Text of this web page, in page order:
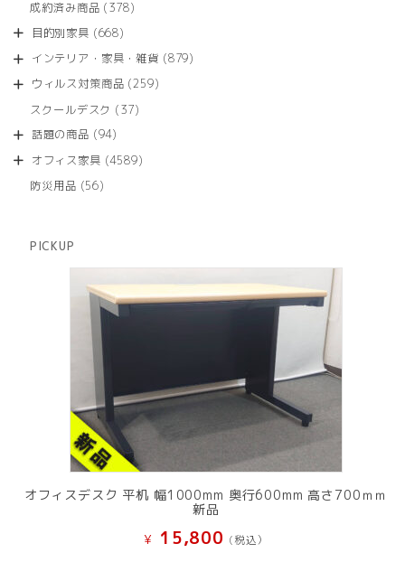
商
の
成約済み商品 378378
商
目的別家具 668668
の
商
インテリア・家具・雑貨 879879
ウィルス対策商品 259259
スクールデスク 3737
商
話題の商品 9494
の
オフィス家具 45894589
防災用品 5656
PICKUP
オフィスデスク 平机 幅1000mm 奥行600mm 高さ700ｍｍ
新品
¥ 15,800 (税込）